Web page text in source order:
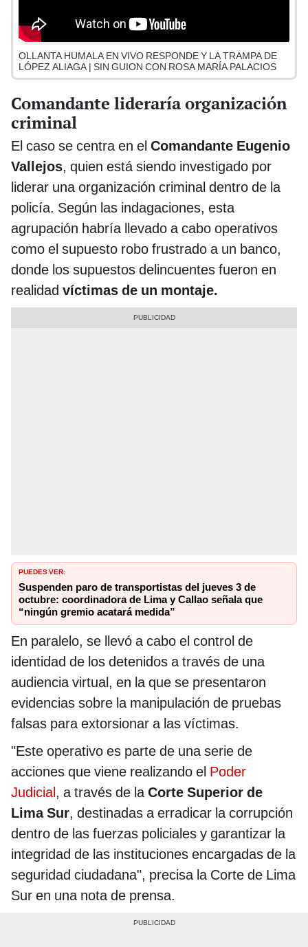
OLLANTA HUMALA EN VIVO RESPONDE Y LA TRAMPA DE
LÓPEZ ALIAGA | SIN GUION CON ROSA MARÍA PALACIOS
Comandante lideraría organización
criminal
El caso se centra en el Comandante Eugenio
Vallejos, quien está siendo investigado por
liderar una organización criminal dentro de la
policía. Según las indagaciones, esta
agrupación habría llevado a cabo operativos
como el supuesto robo frustrado a un banco,
donde los supuestos delincuentes fueron en
realidad víctimas de un montaje.
PUEDES VER:
Suspenden paro de transportistas del jueves 3 de
octubre: coordinadora de Lima y Callao señala que
“ningún gremio acatará medida”
En paralelo, se llevó a cabo el control de
identidad de los detenidos a través de una
audiencia virtual, en la que se presentaron
evidencias sobre la manipulación de pruebas
falsas para extorsionar a las víctimas.
"Este operativo es parte de una serie de
acciones que viene realizando el Poder
Judicial, a través de laCorte Superior de
Lima Sur, destinadas a erradicar la corrupción
dentro de las fuerzas policiales y garantizar la
integridad de las instituciones encargadas de la
seguridad ciudadana", precisa la Corte de Lima
Sur en una nota de prensa.